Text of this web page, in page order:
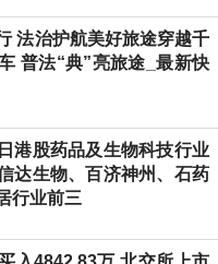
法治护航美好旅途穿越千
普法“典”亮旅途_最新快
港股药品及生物科技行业
达生物、百济神州、石药
行业前三